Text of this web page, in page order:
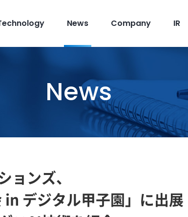
News Company IR
News
ョンズ、
in デジタル甲子園」に出展